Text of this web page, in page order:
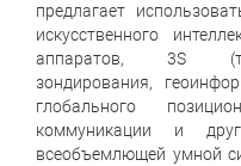
предлагает
искусственного
аппаратов, 3S
зондирования,
глобального
коммуникации и
всеобъемлющей умной